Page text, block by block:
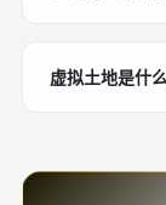
虚拟土地是什